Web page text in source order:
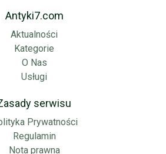
Antyki7.com
Aktualności
Kategorie
O Nas
Usługi
serwisu
Prywatności
Regulamin
Nota prawna